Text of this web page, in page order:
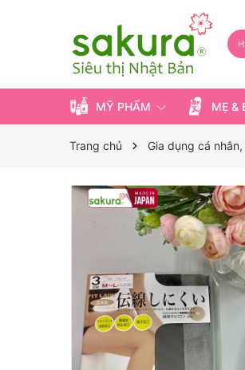
MỸ PHẨM MẸ &
Trang chủ Gia dụng cá